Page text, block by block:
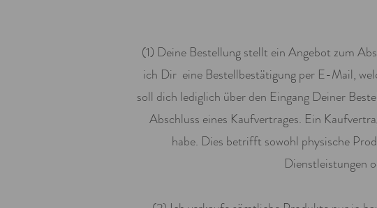
(1) Deine Bestellung stellt ein Angebot zum
ich Dir eine Bestellbestätigung per E-Mail,
soll dich lediglich über den Eingang Deiner
Abschluss eines Kaufvertrages. Ein
habe. Dies betrifft sowohl physische
Dienstleistungen